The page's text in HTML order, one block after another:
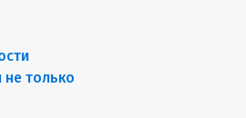
не только